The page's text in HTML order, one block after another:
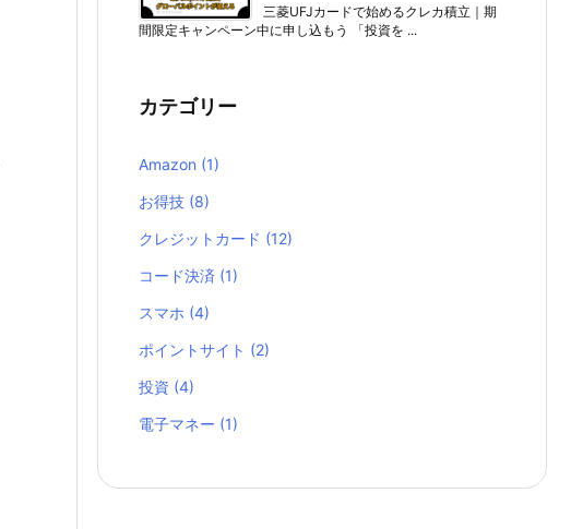
三菱UFJカードで始めるクレカ積立｜期
間限定キャンペーン中に申し込もう 「投資を ...
カテゴリー
Amazon (1)
お得技 (8)
クレジットカード (12)
コード決済 (1)
スマホ (4)
ポイントサイト (2)
投資 (4)
電子マネー (1)